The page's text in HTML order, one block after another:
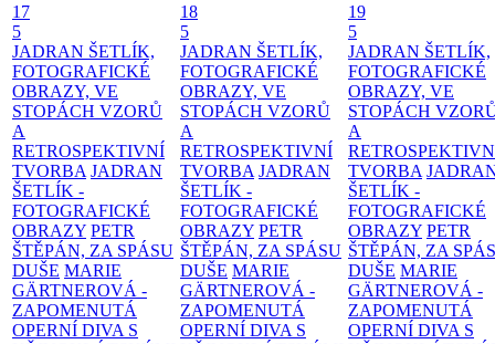
17
5
JADRAN ŠETLÍK,
FOTOGRAFICKÉ
OBRAZY, VE
STOPÁCH VZORŮ
A
RETROSPEKTIVNÍ
TVORBA JADRAN
ŠETLÍK -
FOTOGRAFICKÉ
OBRAZY PETR
ŠTĚPÁN, ZA SPÁSU
DUŠE MARIE
GÄRTNEROVÁ -
ZAPOMENUTÁ
OPERNÍ DIVA S
18
5
JADRAN ŠETLÍK,
FOTOGRAFICKÉ
OBRAZY, VE
STOPÁCH VZORŮ
A
RETROSPEKTIVNÍ
TVORBA JADRAN
ŠETLÍK -
FOTOGRAFICKÉ
OBRAZY PETR
ŠTĚPÁN, ZA SPÁSU
DUŠE MARIE
GÄRTNEROVÁ -
ZAPOMENUTÁ
OPERNÍ DIVA S
19
5
JADRAN ŠETLÍK,
FOTOGRAFICKÉ
OBRAZY, VE
STOPÁCH
A
TVORBA
ŠETLÍK -
FOTOGRAFICKÉ
OBRAZY PETR
ŠTĚPÁN, ZA
DUŠE MARIE
GÄRTNEROVÁ -
ZAPOMENUTÁ
OPERNÍ DIVA S